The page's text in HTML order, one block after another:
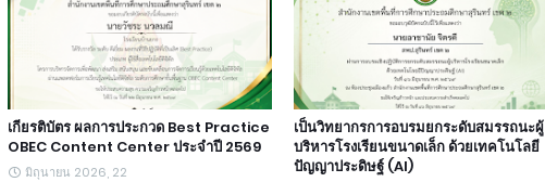
เกียรติบัตร ผลการประกวด Best Practice
OBEC Content Center ประจำปี 2569
มิถุนายน 2026, 22
เป็นวิทยากรการอบรมยกระดับสมรรถนะผู้
บริหารโรงเรียนขนาดเล็ก ด้วยเทคโนโลยี
ปัญญาประดิษฐ์ (AI)